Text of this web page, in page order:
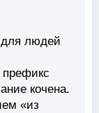
людей
кочена.
«из